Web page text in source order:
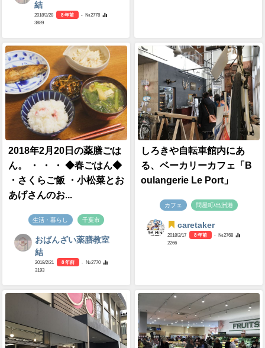
結
2018/2/28 8 年前
- №2778
3889
2018年2月20日の薬膳ごは
ん。 ・ ・ ・ ◆春ごはん◆
・さくらご飯 ・小松菜とお
あげさんのお...
生活・暮らし 千葉市
おばんざい薬膳教室
結
2018/2/21 8 年前
- №2770
3193
しろきや自転車館内にあ
る、ベーカリーカフェ「B
oulangerie Le Port」
カフェ 問屋町/出洲港
caretaker
2018/2/17 8 年前
- №2768
2266